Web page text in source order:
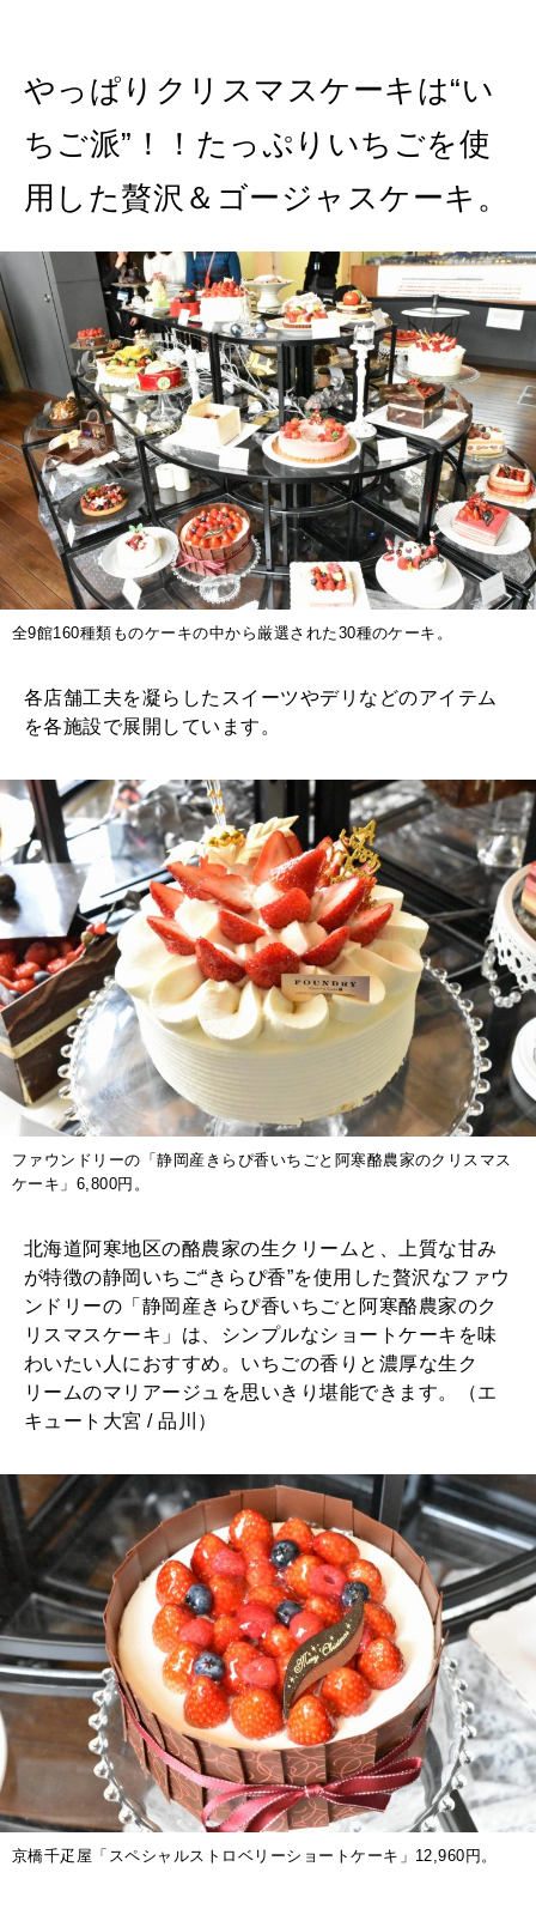
2025年12月号「お酒の新常識。」
やっぱりクリスマスケーキは“い
ちご派”！！たっぷりいちごを使
用した贅沢＆ゴージャスケーキ。
全9館160種類ものケーキの中から厳選された30種のケーキ。
各店舗工夫を凝らしたスイーツやデリなどのアイテム
を各施設で展開しています。
ファウンドリーの「静岡産きらぴ香いちごと阿寒酪農家のクリスマス
ケーキ」6,800円。
北海道阿寒地区の酪農家の生クリームと、上質な甘み
が特徴の静岡いちご“きらぴ香”を使用した贅沢なファウ
ンドリーの「静岡産きらぴ香いちごと阿寒酪農家のク
リスマスケーキ」は、シンプルなショートケーキを味
わいたい人におすすめ。いちごの香りと濃厚な生ク
リームのマリアージュを思いきり堪能できます。（エ
キュート大宮 / 品川）
京橋千疋屋「スペシャルストロベリーショートケーキ」12,960円。